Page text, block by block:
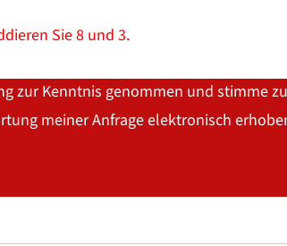
Sie 8 und 3.
zur Kenntnis genommen und stimme
meiner Anfrage elektronisch